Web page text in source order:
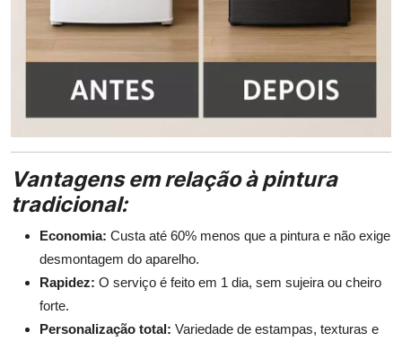
Vantagens em relação à pintura
tradicional:
Economia: Custa até 60% menos que a pintura e não exige
desmontagem do aparelho.
Rapidez: O serviço é feito em 1 dia, sem sujeira ou cheiro
forte.
Personalização total: Variedade de estampas, texturas e